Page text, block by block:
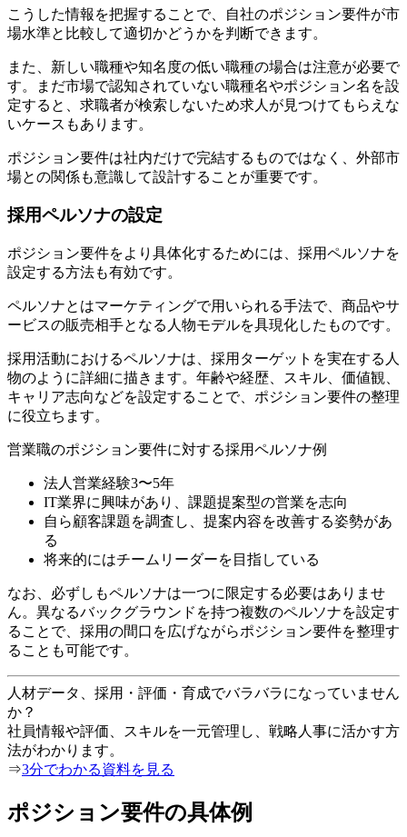
こうした情報を把握することで、自社のポジション要件が市
場水準と比較して適切かどうかを判断できます。
また、新しい職種や知名度の低い職種の場合は注意が必要で
す。まだ市場で認知されていない職種名やポジション名を設
定すると、求職者が検索しないため求人が見つけてもらえな
いケースもあります。
ポジション要件は社内だけで完結するものではなく、外部市
場との関係も意識して設計することが重要です。
採用ペルソナの設定
ポジション要件をより具体化するためには、採用ペルソナを
設定する方法も有効です。
ペルソナとはマーケティングで用いられる手法で、商品やサ
ービスの販売相手となる人物モデルを具現化したものです。
採用活動におけるペルソナは、採用ターゲットを実在する人
物のように詳細に描きます。年齢や経歴、スキル、価値観、
キャリア志向などを設定することで、ポジション要件の整理
に役立ちます。
営業職のポジション要件に対する採用ペルソナ例
法人営業経験3〜5年
IT業界に興味があり、課題提案型の営業を志向
自ら顧客課題を調査し、提案内容を改善する姿勢があ
る
将来的にはチームリーダーを目指している
なお、必ずしもペルソナは一つに限定する必要はありませ
ん。異なるバックグラウンドを持つ複数のペルソナを設定す
ることで、採用の間口を広げながらポジション要件を整理す
ることも可能です。
人材データ、採用・評価・育成でバラバラになっていません
か？
社員情報や評価、スキルを一元管理し、戦略人事に活かす方
法がわかります。
⇒3分でわかる資料を見る
ポジション要件の具体例